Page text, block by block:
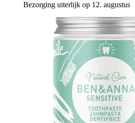
Bezorging uiterlijk op 12. augustus